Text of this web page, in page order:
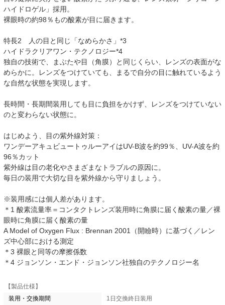
ハイドロゲル」採用。
裸眼時の約98％もの酸素が目に届きます。
特長2 人の目と同じ「なめらかさ」*3
ハイドラクリアワン・テクノロジー*4
独自の技術で、まぶたや目（角膜）と同じくらい、レンズの表面がな
めらかに。レンズをつけていても、まるで自分の目に触れているよう
な自然な状態を実現します。
長時間・長期間装用しても目に負担をかけず、レンズをつけていない
のと変わらない状態に。
はじめよう、目の紫外線対策：
ワンデーアキュビュートゥルーアイはUV-B波を約99％、UV-A波を約
96％カット
紫外線は目の老化やさまざまなトラブルの原因に。
毎日の装用で大切な目を紫外線から守りましょう。
※装用感には個人差があります。
＊1 酸素流量率＝コンタクトレンズ装用時に角膜に届く酸素の量／裸
眼時に角膜に届く酸素の量
A Model of Oxygen Flux : Brennan 2001（開瞼時）に基づく／レン
ズ中心部における測定
＊3 裸眼と同等の摩擦係数
＊4 ジョンソン・エンド・ジョンソン社独自のテクノロジー名
【製品仕様】
装用・交換期間
1日交換終日装用